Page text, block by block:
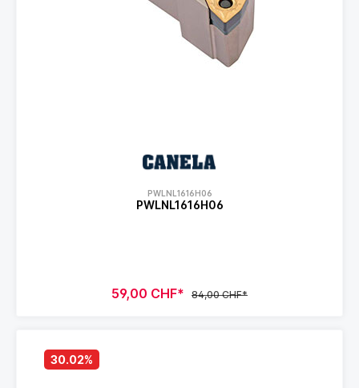
PWLNL1616H06
PWLNL1616H06
59,00 CHF* 84,00 CHF*
30.02%